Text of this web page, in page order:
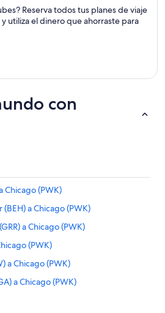
Reserva todos tus planes de viaje
utiliza el dinero que ahorraste para
con
Chicago (PWK)
a Chicago (PWK)
a Chicago (PWK)
(PWK)
a Chicago (PWK)
a Chicago (PWK)